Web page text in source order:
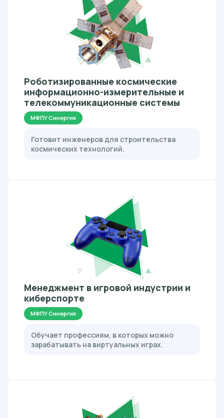
Роботизированные космические
информационно-измерительные и
телекоммуникационные системы
МФПУ Синергия
Готовит инженеров для строительства
космических технологий.
Менеджмент в игровой индустрии и
киберспорте
МФПУ Синергия
Обучает профессиям, в которых можно
зарабатывать на виртуальных играх.